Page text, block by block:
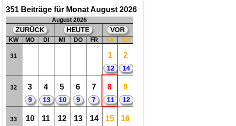
351 Beiträge für Monat August 2026
August 2026
ZURÜCK HEUTE VOR
KW MO DI MI DO FR SA SO
31 1
12
2
14
32 3
9
4
13
5
10
6
9
7
7
8
11
9
12
33 10 11 12 13 14 15 16